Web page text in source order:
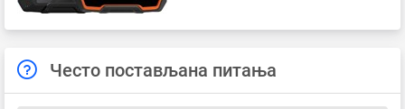
Често постављана питања